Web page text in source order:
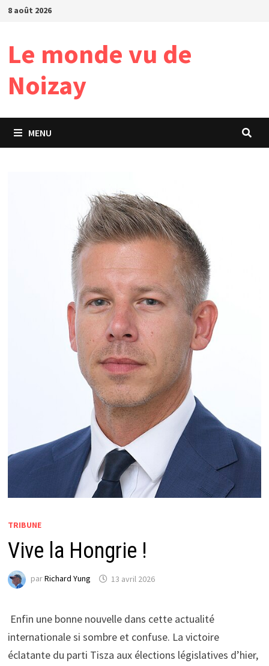
Passer
8 août 2026
Le monde vu de
Noizay
MENU
TRIBUNE
Vive la Hongrie !
parRichard Yung 13 avril 2026
Enfin une bonne nouvelle dans cette actualité
internationale si sombre et confuse. La victoire
éclatante du parti Tisza aux élections législatives d’hier,